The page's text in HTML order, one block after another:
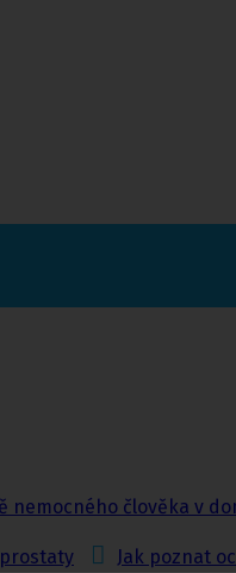
nemocného člověka v
Jak poznat